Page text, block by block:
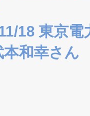
18 東京電
和幸さん